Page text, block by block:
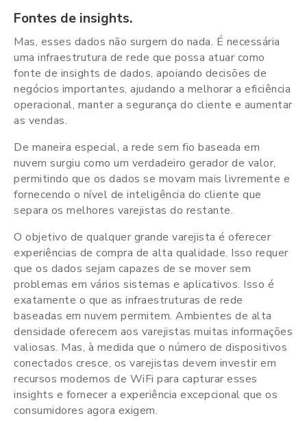
Fontes de insights.
Mas, esses dados não surgem do nada. É necessária
uma infraestrutura de rede que possa atuar como
fonte de insights de dados, apoiando decisões de
negócios importantes, ajudando a melhorar a eficiência
operacional, manter a segurança do cliente e aumentar
as vendas.
De maneira especial, a rede sem fio baseada em
nuvem surgiu como um verdadeiro gerador de valor,
permitindo que os dados se movam mais livremente e
fornecendo o nível de inteligência do cliente que
separa os melhores varejistas do restante.
O objetivo de qualquer grande varejista é oferecer
experiências de compra de alta qualidade. Isso requer
que os dados sejam capazes de se mover sem
problemas em vários sistemas e aplicativos. Isso é
exatamente o que as infraestruturas de rede
baseadas em nuvem permitem. Ambientes de alta
densidade oferecem aos varejistas muitas informações
valiosas. Mas, à medida que o número de dispositivos
conectados cresce, os varejistas devem investir em
recursos modernos de WiFi para capturar esses
insights e fornecer a experiência excepcional que os
consumidores agora exigem.